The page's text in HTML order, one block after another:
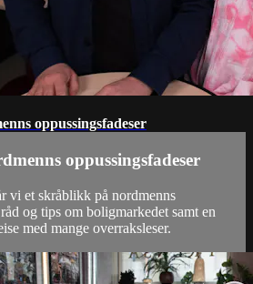
oppussingsfadeser
oppussingsfadeser
vi et skråblikk på nordmenns
og tips om boligmarkedet samt en
med mange overraksleser.